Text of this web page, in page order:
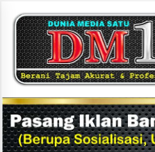
content